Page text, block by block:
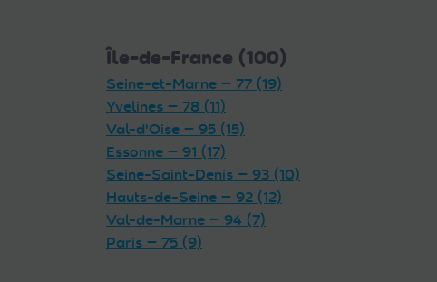
Île-de-France (100)
Seine-et-Marne — 77 (19)
Yvelines — 78 (11)
Val-d'Oise — 95 (15)
Essonne — 91 (17)
Seine-Saint-Denis — 93 (10)
Hauts-de-Seine — 92 (12)
Val-de-Marne — 94 (7)
Paris — 75 (9)